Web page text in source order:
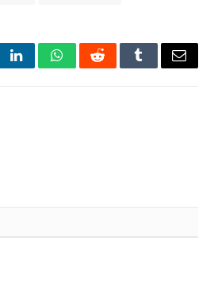
LinkedInWhatsAppRedditTumblrEmail